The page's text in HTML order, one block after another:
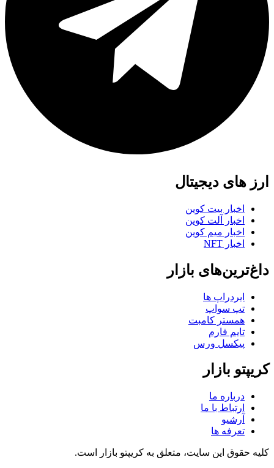
ارز های دیجیتال
اخبار بیت کوین
اخبار آلت کوین
اخبار میم کوین
اخبار NFT
داغ‌ترین‌های بازار
ایردراپ ها
تپ سواپ
همستر کامبت
تایم فارم
پیکسل ورس
کریپتو بازار
درباره ما
ارتباط با ما
آرشیو
تعرفه ها
کلیه حقوق این سایت، متعلق به کریپتو بازار است.